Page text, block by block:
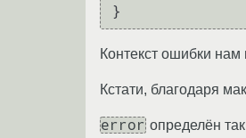
Контекст ошибки
Кстати, благодаря
error определён